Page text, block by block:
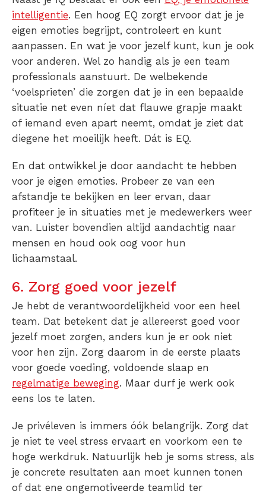
intelligentie. Een hoog EQ zorgt ervoor dat je je
eigen emoties begrijpt, controleert en kunt
aanpassen. En wat je voor jezelf kunt, kun je ook
voor anderen. Wel zo handig als je een team
professionals aanstuurt. De welbekende
‘voelsprieten’ die zorgen dat je in een bepaalde
situatie net even níet dat flauwe grapje maakt
of iemand even apart neemt, omdat je ziet dat
diegene het moeilijk heeft. Dát is EQ.
En dat ontwikkel je door aandacht te hebben
voor je eigen emoties. Probeer ze van een
afstandje te bekijken en leer ervan, daar
profiteer je in situaties met je medewerkers weer
van. Luister bovendien altijd aandachtig naar
mensen en houd ook oog voor hun
lichaamstaal.
6. Zorg goed voor jezelf
Je hebt de verantwoordelijkheid voor een heel
team. Dat betekent dat je allereerst goed voor
jezelf moet zorgen, anders kun je er ook niet
voor hen zijn. Zorg daarom in de eerste plaats
voor goede voeding, voldoende slaap en
regelmatige beweging. Maar durf je werk ook
eens los te laten.
Je privéleven is immers óók belangrijk. Zorg dat
je niet te veel stress ervaart en voorkom een te
hoge werkdruk. Natuurlijk heb je soms stress, als
je concrete resultaten aan moet kunnen tonen
of dat ene ongemotiveerde teamlid ter